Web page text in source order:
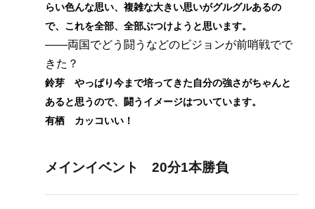
らい色んな思い、複雑な大きい思いがグルグルあるの
で、これを全部、全部ぶつけようと思います。
――両国でどう闘うなどのビジョンが前哨戦でで
きた？
鈴芽 やっぱり今まで培ってきた自分の強さがちゃんと
あると思うので、闘うイメージはついています。
有栖 カッコいい！
メインイベント 20分1本勝負